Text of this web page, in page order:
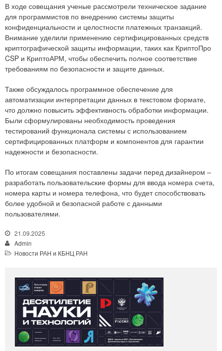
В ходе совещания ученые рассмотрели техническое задание
для программистов по внедрению системы защиты
конфиденциальности и целостности платежных транзакций.
Внимание уделили применению сертифицированных средств
криптографической защиты информации, таких как КриптоПро
CSP и КриптоАРМ, чтобы обеспечить полное соответствие
требованиям по безопасности и защите данных.
Также обсуждалось программное обеспечение для
автоматизации интерпретации данных в текстовом формате,
что должно повысить эффективность обработки информации.
Были сформулированы необходимость проведения
тестирований функционала системы с использованием
сертифицированных платформ и компонентов для гарантии
надежности и безопасности.
По итогам совещания поставлены задачи перед дизайнером –
разработать пользовательские формы для ввода номера счета,
номера карты и номера телефона, что будет способствовать
более удобной и безопасной работе с данными
пользователями.
21.09.2025
Admin
Новости РАН и КБНЦ РАН